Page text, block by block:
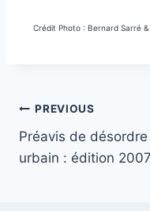
Crédit Photo : Bernard Sarré
PREVIOUS
Préavis de désordre
urbain : édition 2007